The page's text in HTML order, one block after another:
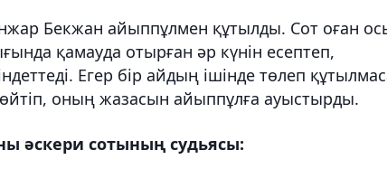
Бекжан айыппұлмен құтылды. Сот оған
қамауда отырған әр күнін есептеп,
Егер бір айдың ішінде төлеп
оның жазасын айыппұлға ауыстырды.
әскери сотының судьясы: